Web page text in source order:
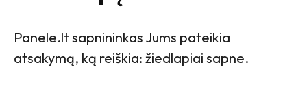
Panele.lt sapnininkas Jums pateikia
atsakymą, ką reiškia: žiedlapiai sapne.